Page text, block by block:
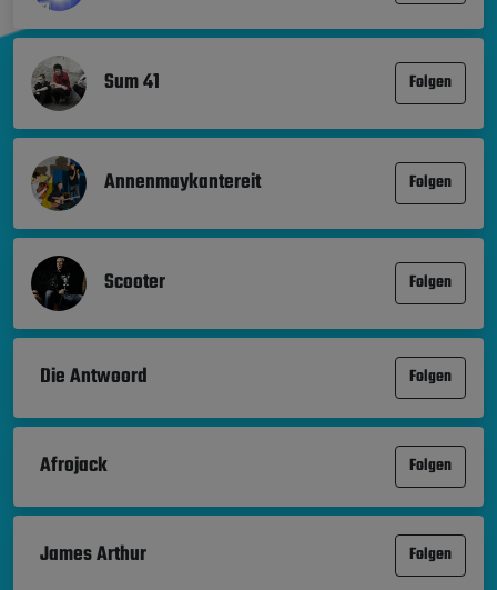
Sum 41 Folgen
Annenmaykantereit Folgen
Scooter Folgen
Die Antwoord Folgen
Afrojack Folgen
James Arthur Folgen